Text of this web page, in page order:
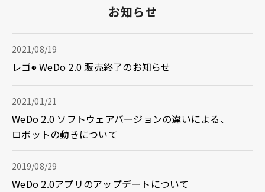
お知らせ
2021/08/19
レゴ®WeDo 2.0 販売終了のお知らせ
2021/01/21
WeDo 2.0 ソフトウェアバージョンの違いによる、
ロボットの動きについて
2019/08/29
WeDo 2.0アプリのアップデートについて